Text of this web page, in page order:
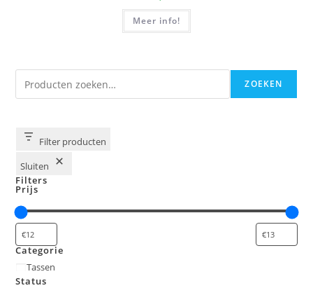
Meer info!
Zoeken ZOEKEN
Filter producten
Sluiten
Filters
Prijs
Categorie
Categorie
Tassen
Status